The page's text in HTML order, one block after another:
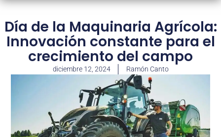
Día de la Maquinaria Agrícola:
Innovación constante para el
crecimiento del campo
diciembre 12, 2024 Ramón Canto